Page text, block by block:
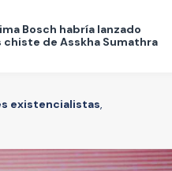
Bosch habría lanzado
de Asskha Sumathra
existencialistas,